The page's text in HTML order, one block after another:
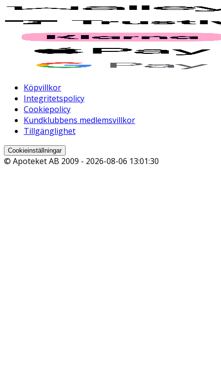
Köpvillkor
Integritetspolicy
Cookiepolicy
Kundklubbens medlemsvillkor
Tillgänglighet
Cookieinställningar
© Apoteket AB 2009 - 2026-08-06 13:01:30